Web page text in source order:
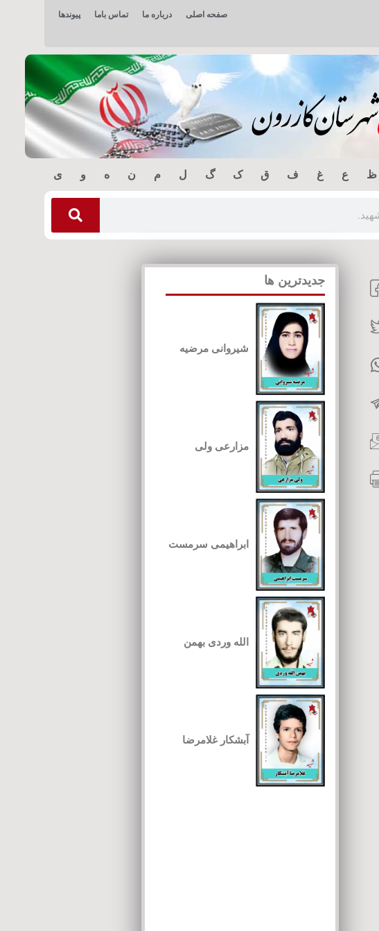
صفحه اصلی درباره ما تماس باما پیوندها
ظ ع غ ف ق ک گ ل م ن ه و ی
جدیدترین ها
شیروانی مرضیه
مزارعی ولی
ابراهیمی سرمست
الله وردی بهمن
آبشکار غلامرضا